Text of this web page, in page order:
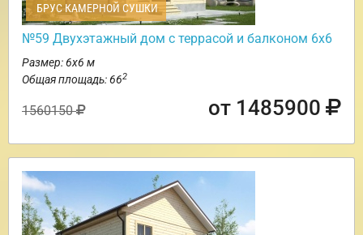
БРУС КАМЕРНОЙ СУШКИ
№59 Двухэтажный дом с террасой и балконом 6х6
Размер: 6х6 м
Общая площадь: 662
1560150 от 1485900